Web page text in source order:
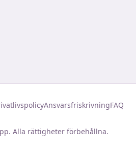
AnsvarsfriskrivningFAQ
Alla rättigheter förbehållna.